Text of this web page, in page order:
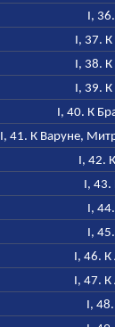
I,
I, 37.
I, 38.
I, 39.
I, 40. К
I, 41. К Варуне,
I, 42.
I, 43.
I,
I,
I, 46.
I, 47.
I,